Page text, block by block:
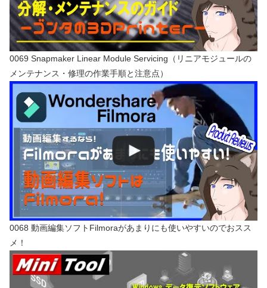
0069 Snapmaker Linear Module Servicing（リニアモジュールの
メンテナンス・修理の作業手順と注意点）
0068 動画編集ソフトFilmoraがあまりにも使いやすいのでおスス
メ！